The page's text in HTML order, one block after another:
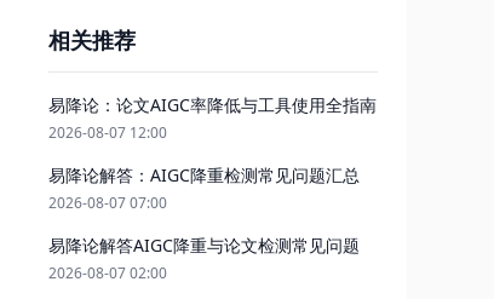
相关推荐
易降论：论文AIGC率降低与工具使用全指南
2026-08-07 12:00
易降论解答：AIGC降重检测常见问题汇总
2026-08-07 07:00
易降论解答AIGC降重与论文检测常见问题
2026-08-07 02:00